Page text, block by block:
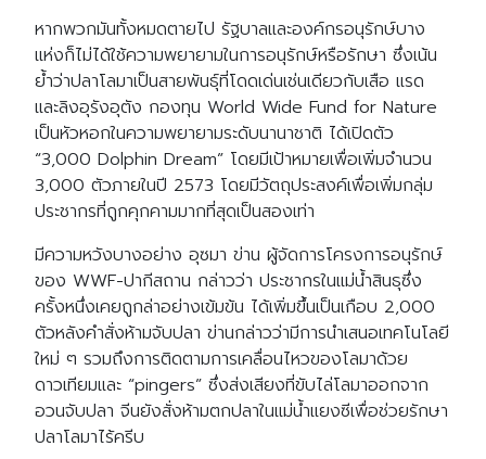
หากพวกมันทั้งหมดตายไป รัฐบาลและองค์กรอนุรักษ์บาง
แห่งก็ไม่ได้ใช้ความพยายามในการอนุรักษ์หรือรักษา ซึ่งเน้น
ย้ำว่าปลาโลมาเป็นสายพันธุ์ที่โดดเด่นเช่นเดียวกับเสือ แรด
และลิงอุรังอุตัง กองทุน World Wide Fund for Nature
เป็นหัวหอกในความพยายามระดับนานาชาติ ได้เปิดตัว
“3,000 Dolphin Dream” โดยมีเป้าหมายเพื่อเพิ่มจำนวน
3,000 ตัวภายในปี 2573 โดยมีวัตถุประสงค์เพื่อเพิ่มกลุ่ม
ประชากรที่ถูกคุกคามมากที่สุดเป็นสองเท่า
มีความหวังบางอย่าง อุซมา ข่าน ผู้จัดการโครงการอนุรักษ์
ของ WWF-ปากีสถาน กล่าวว่า ประชากรในแม่น้ำสินธุซึ่ง
ครั้งหนึ่งเคยถูกล่าอย่างเข้มข้น ได้เพิ่มขึ้นเป็นเกือบ 2,000
ตัวหลังคำสั่งห้ามจับปลา ข่านกล่าวว่ามีการนำเสนอเทคโนโลยี
ใหม่ ๆ รวมถึงการติดตามการเคลื่อนไหวของโลมาด้วย
ดาวเทียมและ “pingers” ซึ่งส่งเสียงที่ขับไล่โลมาออกจาก
อวนจับปลา จีนยังสั่งห้ามตกปลาในแม่น้ำแยงซีเพื่อช่วยรักษา
ปลาโลมาไร้ครีบ